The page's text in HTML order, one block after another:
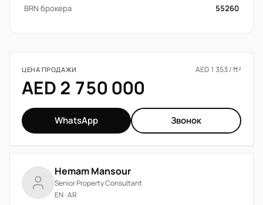
BRN брокера
55260
ЦЕНА ПРОДАЖИ AED 1 353 / ft²
AED 2 750 000
WhatsApp Звонок
Hemam Mansour
Senior Property Consultant
EN · AR